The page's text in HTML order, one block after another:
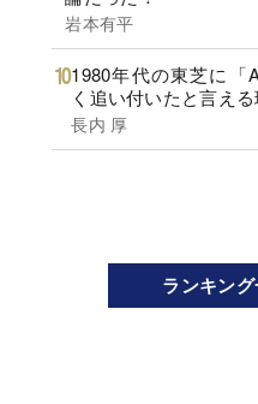
岩本有平
1980年代の東芝に「
く追い付いたと言え
長内 厚
ランキン